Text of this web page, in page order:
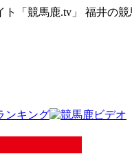
「競馬鹿.tv」 福井の